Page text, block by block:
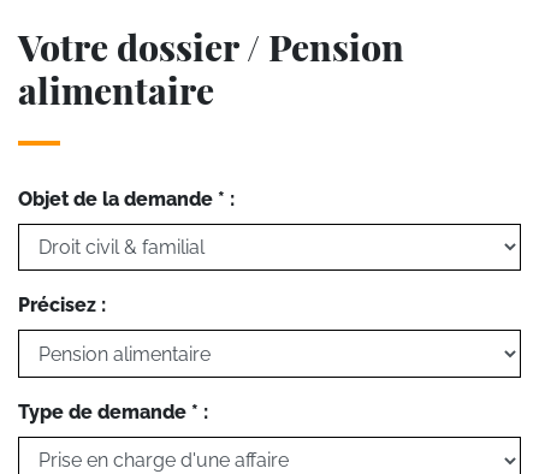
Votre dossier / Pension
alimentaire
Objet de la demande * :
Précisez :
Type de demande * :